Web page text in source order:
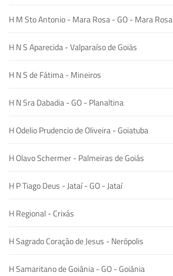
H M Sto Antonio - Mara Rosa - GO - Mara Rosa
H N S Aparecida - Valparaíso de Goiás
H N S de Fátima - Mineiros
H N Sra Dabadia - GO - Planaltina
H Odelio Prudencio de Oliveira - Goiatuba
H Olavo Schermer - Palmeiras de Goiás
H P Tiago Deus - Jataí - GO - Jataí
H Regional - Crixás
H Sagrado Coração de Jesus - Nerópolis
H Samaritano de Goiânia - GO - Goiânia